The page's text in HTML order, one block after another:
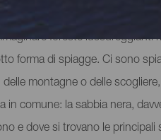
foreste
forma di spiagge. Ci sono
montagne o delle
in comune: la sabbia nera,
e dove si trovano le principali